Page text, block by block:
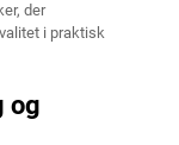
der
i praktisk
og